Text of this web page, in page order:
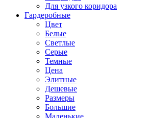
Для узкого коридора
Гардеробные
Цвет
Белые
Светлые
Серые
Темные
Цена
Элитные
Дешевые
Размеры
Большие
Маленькие